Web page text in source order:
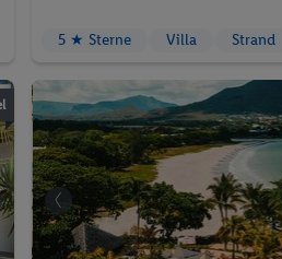
5 ★ Sterne Villa Strand